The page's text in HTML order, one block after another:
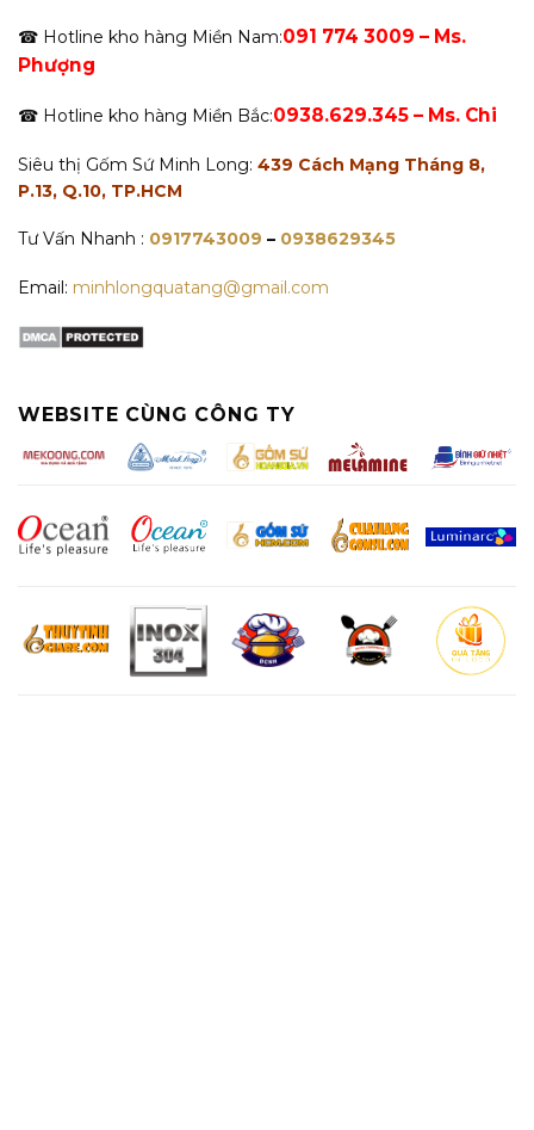
☎ Hotline kho hàng Miền Nam:091 774 3009 – Ms.
Phượng
☎ Hotline kho hàng Miền Bắc:0938.629.345 – Ms. Chi
Siêu thị Gốm Sứ Minh Long: 439 Cách Mạng Tháng 8,
P.13, Q.10, TP.HCM
Tư Vấn Nhanh : 0917743009 – 0938629345
Email: minhlongquatang@gmail.com
WEBSITE CÙNG CÔNG TY